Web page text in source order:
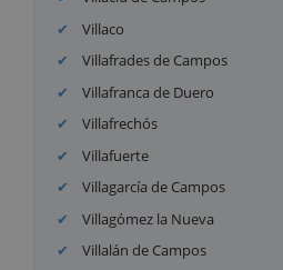
Villaco
Villafrades de Campos
Villafranca de Duero
Villafrechós
Villafuerte
Villagarcía de Campos
Villagómez la Nueva
Villalán de Campos